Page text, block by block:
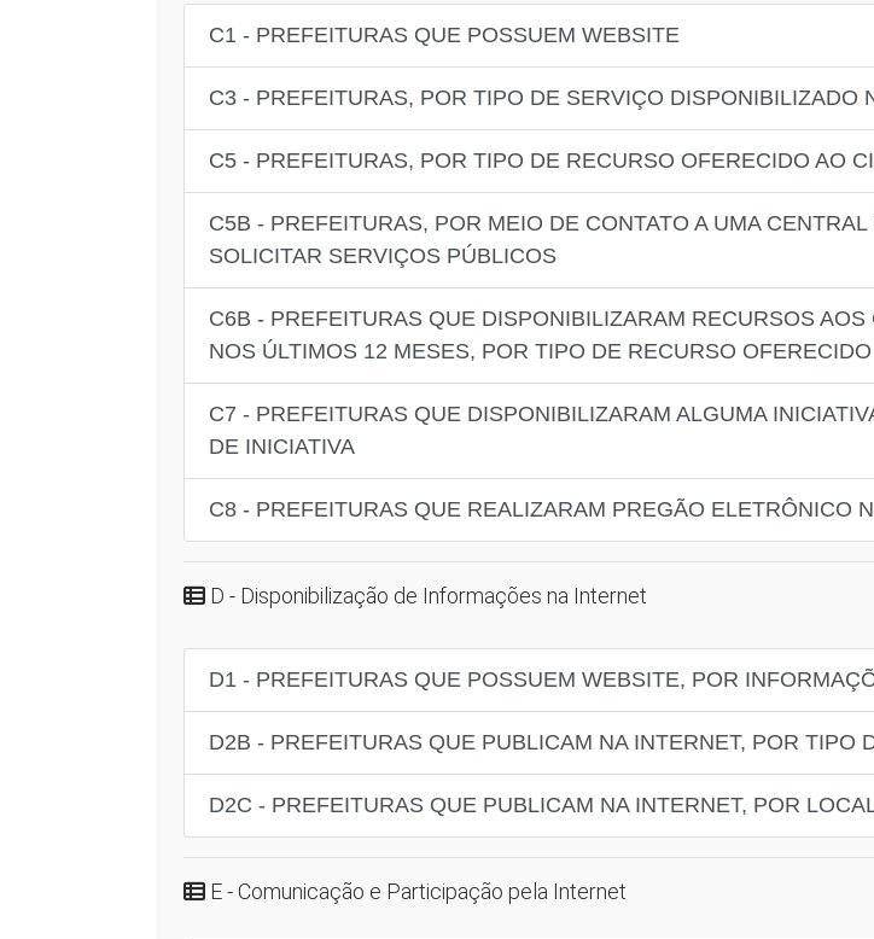
C1 - PREFEITURAS QUE POSSUEM WEBSITE
C3 - PREFEITURAS, POR TIPO DE SERVIÇO DISPONIBILIZADO
C5 - PREFEITURAS, POR TIPO DE RECURSO OFERECIDO AO
C5B - PREFEITURAS, POR MEIO DE CONTATO A UMA
SOLICITAR SERVIÇOS PÚBLICOS
C6B - PREFEITURAS QUE DISPONIBILIZARAM RECURSOS
NOS ÚLTIMOS 12 MESES, POR TIPO DE RECURSO OFERECIDO
C7 - PREFEITURAS QUE DISPONIBILIZARAM ALGUMA
DE INICIATIVA
C8 - PREFEITURAS QUE REALIZARAM PREGÃO ELETRÔNICO
D - Disponibilização de Informações na Internet
D1 - PREFEITURAS QUE POSSUEM WEBSITE, POR
D2B - PREFEITURAS QUE PUBLICAM NA INTERNET, POR TIPO
D2C - PREFEITURAS QUE PUBLICAM NA INTERNET, POR
E - Comunicação e Participação pela Internet